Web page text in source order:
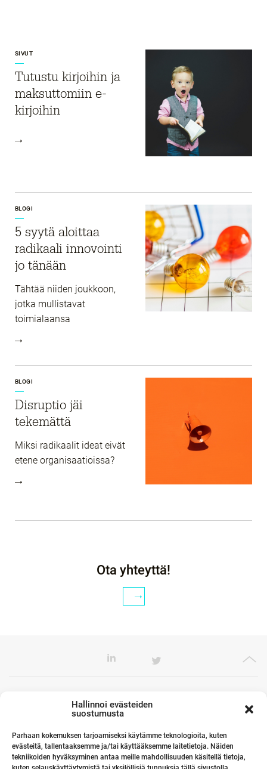
Hallinnoi evästeiden
suostumusta
Parhaan kokemuksen tarjoamiseksi käytämme teknologioita, kuten
evästeitä, tallentaaksemme ja/tai käyttääksemme laitetietoja. Näiden
tekniikoiden hyväksyminen antaa meille mahdollisuuden käsitellä tietoja,
SIVUT
Tutustu kirjoihin ja
maksuttomiin e-
kirjoihin
BLOGI
5 syytä aloittaa
radikaali innovointi
jo tänään
Tähtää niiden joukkoon,
jotka mullistavat
toimialaansa
BLOGI
Disruptio jäi
tekemättä
Miksi radikaalit ideat eivät
etene organisaatioissa?
Ota yhteyttä!
Toimistomme Euroopassa
Kumppanimme maailmalla